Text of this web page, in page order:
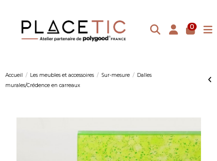
0
Accueil Les meubles et accessoires Sur-mesure
Dalles
murales/Crédence en carreaux